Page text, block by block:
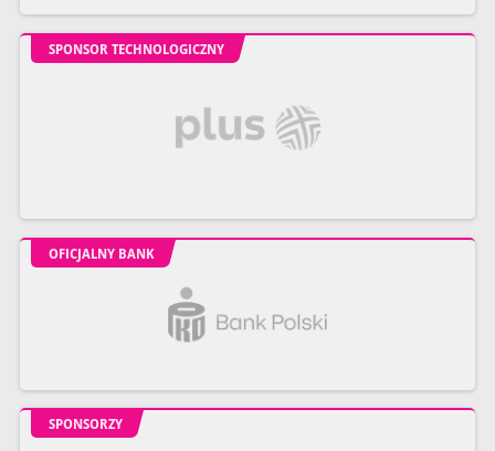
SPONSOR TECHNOLOGICZNY
OFICJALNY BANK
SPONSORZY